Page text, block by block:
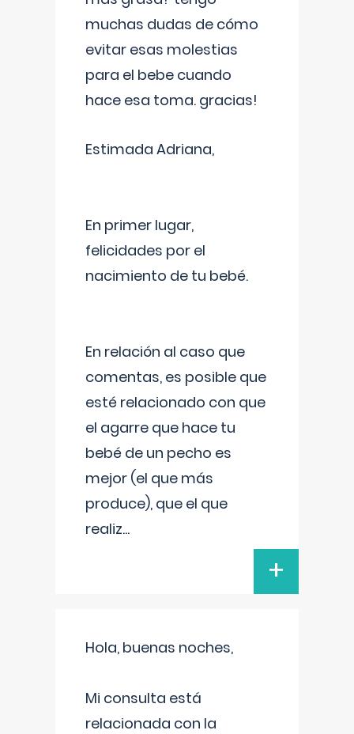
muchas dudas de cómo
evitar esas molestias
para el bebe cuando
hace esa toma. gracias!
Estimada Adriana,
En primer lugar,
felicidades por el
nacimiento de tu bebé.
En relación al caso que
comentas, es posible que
esté relacionado con que
el agarre que hace tu
bebé de un pecho es
mejor (el que más
produce), que el que
realiz...
+
Hola, buenas noches,
Mi consulta está
relacionada con la